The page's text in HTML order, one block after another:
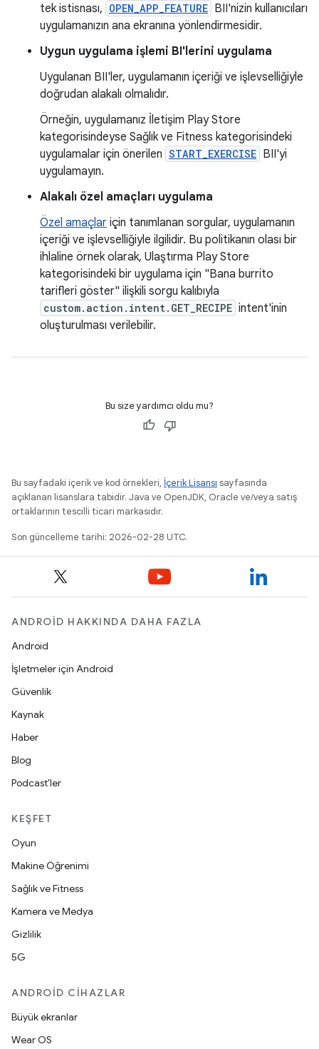
tek istisnası, OPEN_APP_FEATURE BII'nizin kullanıcıları
uygulamanızın ana ekranına yönlendirmesidir.
Uygun uygulama işlemi BI'lerini uygulama
Uygulanan BII'ler, uygulamanın içeriği ve işlevselliğiyle
doğrudan alakalı olmalıdır.
Örneğin, uygulamanız İletişim Play Store
kategorisindeyse Sağlık ve Fitness kategorisindeki
uygulamalar için önerilen START_EXERCISE BII'yi
uygulamayın.
Alakalı özel amaçları uygulama
Özel amaçlar için tanımlanan sorgular, uygulamanın
içeriği ve işlevselliğiyle ilgilidir. Bu politikanın olası bir
ihlaline örnek olarak, Ulaştırma Play Store
kategorisindeki bir uygulama için "Bana burrito
tarifleri göster" ilişkili sorgu kalıbıyla
custom.action.intent.GET_RECIPE intent'inin
oluşturulması verilebilir.
Bu size yardımcı oldu mu?
Bu sayfadaki içerik ve kod örnekleri, İçerik Lisansı sayfasında
açıklanan lisanslara tabidir. Java ve OpenJDK, Oracle ve/veya satış
ortaklarının tescilli ticari markasıdır.
Son güncelleme tarihi: 2026-02-28 UTC.
ANDROID HAKKINDA DAHA FAZLA
Android
İşletmeler için Android
Güvenlik
Kaynak
Haber
Blog
Podcast'ler
KEŞFET
Oyun
Makine Öğrenimi
Sağlık ve Fitness
Kamera ve Medya
Gizlilik
5G
ANDROID CIHAZLAR
Büyük ekranlar
Wear OS